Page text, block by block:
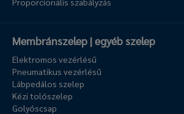
Membránszelep | egyéb szelep
Elektromos vezérlésű
Pneumatikus vezérlésű
Lábpedálos szelep
Kézi tolószelep
Golyóscsap